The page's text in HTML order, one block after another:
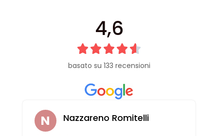
4,6
basato su 133 recensioni
Nazzareno Romitelli